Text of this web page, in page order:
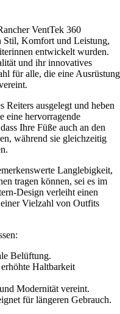
VentTek 360
Stil, Komfort und Leistung,
entwickelt wurden.
und ihr innovatives
für alle, die eine Ausrüstung
Reiters ausgelegt und heben
eine hervorragende
Ihre Füße auch an den
während sie gleichzeitig
Langlebigkeit,
tragen können, sei es im
Design verleiht einen
Vielzahl von Outfits
Belüftung.
Haltbarkeit
Modernität vereint.
für längeren Gebrauch.